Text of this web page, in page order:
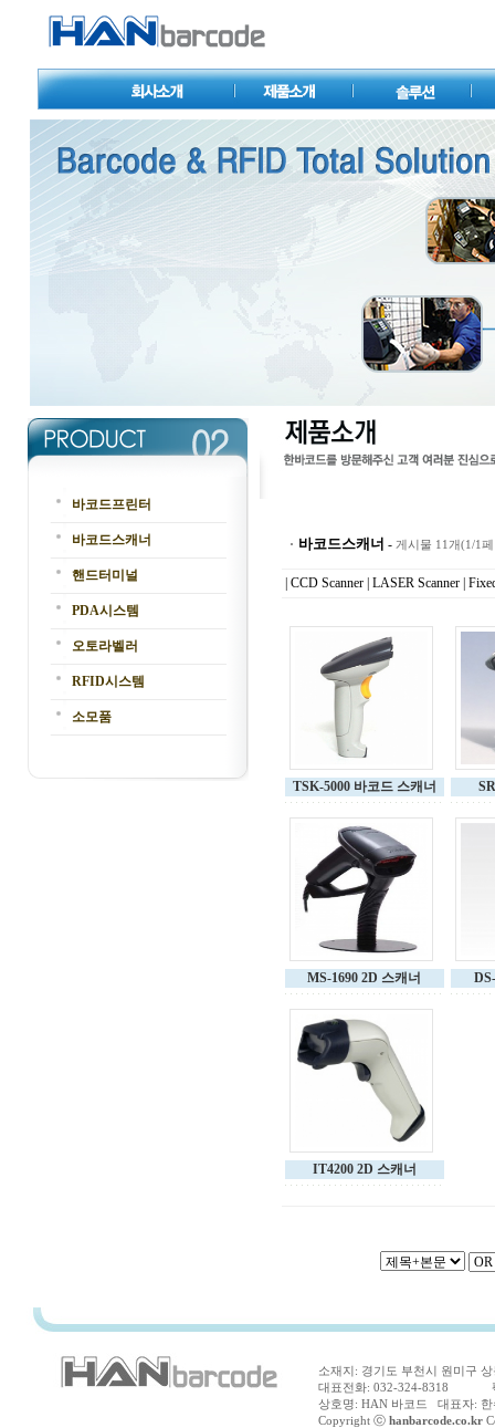
바코드프린터
바코드스캐너
핸드터미널
PDA시스템
오토라벨러
RFID시스템
소모품
바코드스캐너 - 게시물 11개(1/1
CCD Scanner| LASER Scanner|
TSK-5000 바코드 스캐너
MS-1690 2D 스캐너
IT4200 2D 스캐너
소재지: 경기도 부천시 원미구
대표전화: 032-324-8318 팩
상호명: HAN 바코드 대표자:
Copyright ⓒ hanbarcode.co.kr